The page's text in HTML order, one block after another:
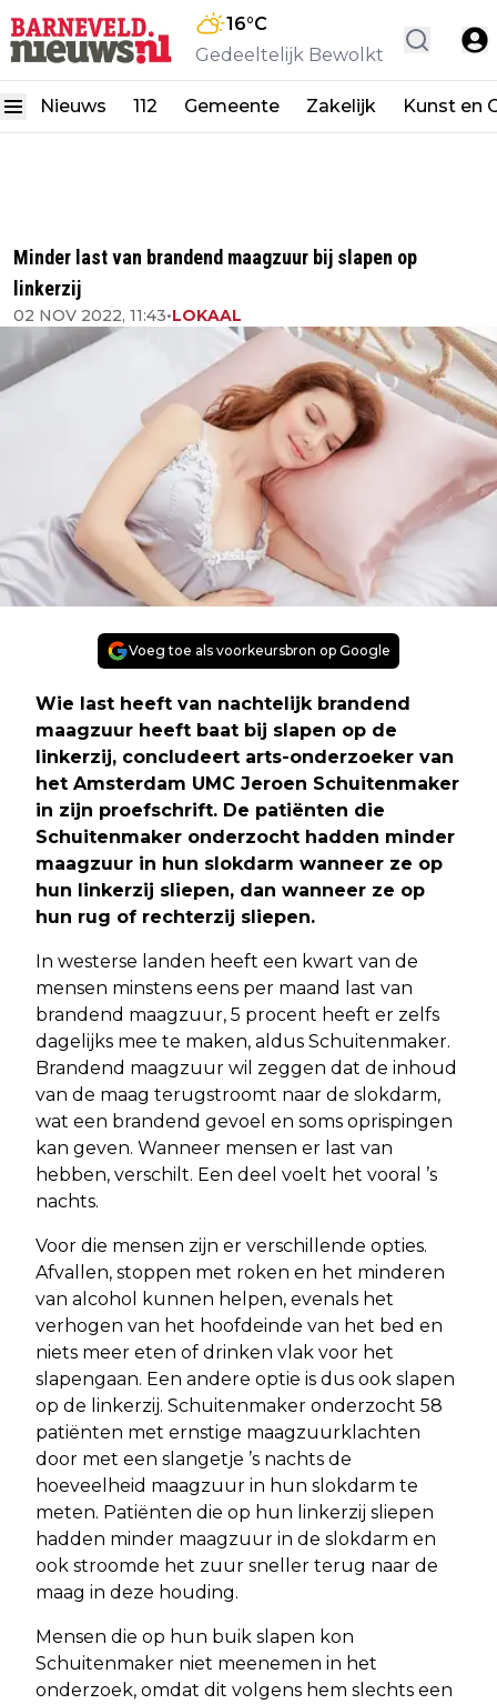
16°C
Gedeeltelijk Bewolkt
Nieuws 112 Gemeente Zakelijk Kunst en
Minder last van brandend maagzuur bij slapen op
linkerzij
02 NOV 2022, 11:43•LOKAAL
Voeg toe als voorkeursbron op Google
Wie last heeft van nachtelijk brandend
maagzuur heeft baat bij slapen op de
linkerzij, concludeert arts-onderzoeker van
het Amsterdam UMC Jeroen Schuitenmaker
in zijn proefschrift. De patiënten die
Schuitenmaker onderzocht hadden minder
maagzuur in hun slokdarm wanneer ze op
hun linkerzij sliepen, dan wanneer ze op
hun rug of rechterzij sliepen.
In westerse landen heeft een kwart van de
mensen minstens eens per maand last van
brandend maagzuur, 5 procent heeft er zelfs
dagelijks mee te maken, aldus Schuitenmaker.
Brandend maagzuur wil zeggen dat de inhoud
van de maag terugstroomt naar de slokdarm,
wat een brandend gevoel en soms oprispingen
kan geven. Wanneer mensen er last van
hebben, verschilt. Een deel voelt het vooral ’s
nachts.
Voor die mensen zijn er verschillende opties.
Afvallen, stoppen met roken en het minderen
van alcohol kunnen helpen, evenals het
verhogen van het hoofdeinde van het bed en
niets meer eten of drinken vlak voor het
slapengaan. Een andere optie is dus ook slapen
op de linkerzij. Schuitenmaker onderzocht 58
patiënten met ernstige maagzuurklachten
door met een slangetje ’s nachts de
hoeveelheid maagzuur in hun slokdarm te
meten. Patiënten die op hun linkerzij sliepen
hadden minder maagzuur in de slokdarm en
ook stroomde het zuur sneller terug naar de
maag in deze houding.
Mensen die op hun buik slapen kon
Schuitenmaker niet meenemen in het
onderzoek, omdat dit volgens hem slechts een